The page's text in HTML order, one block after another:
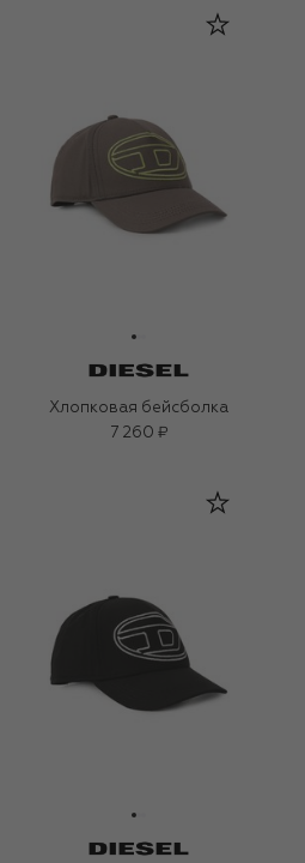
Хлопковая бейсболка
7 260 ₽